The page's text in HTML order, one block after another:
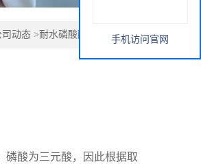
司动态 >耐水磷酸酯的脱脂力如何
磷酸为三元酸，因此根据取
手机访问官网